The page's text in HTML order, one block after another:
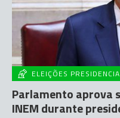
ELEIÇÕES
Parlamento aprova
INEM durante